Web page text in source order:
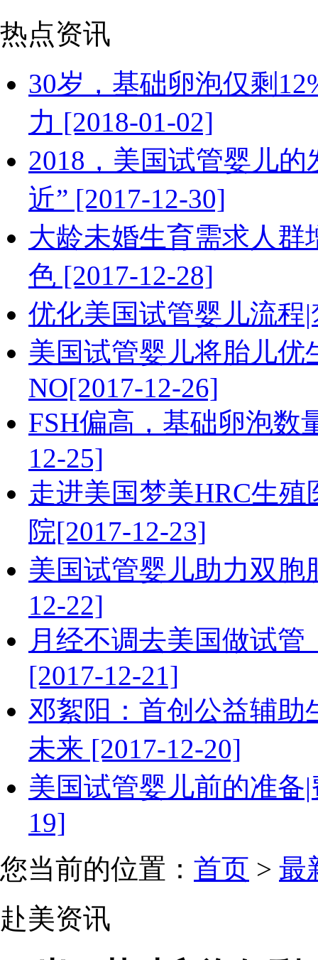
热点资讯
30岁，基础卵泡仅剩
力 [2018-01-02]
2018，美国试管婴儿
近” [2017-12-30]
大龄未婚生育需求人
色 [2017-12-28]
优化美国试管婴儿流程
美国试管婴儿将胎儿
NO[2017-12-26]
FSH偏高，基础卵泡数
12-25]
走进美国梦美HRC生殖
院[2017-12-23]
美国试管婴儿助力双胞
12-22]
月经不调去美国做试管
[2017-12-21]
邓絮阳：首创公益辅助
未来 [2017-12-20]
美国试管婴儿前的准备
19]
您当前的位置： 首页 > 最
赴美资讯